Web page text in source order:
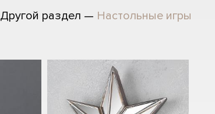
Другой раздел — Настольные игры